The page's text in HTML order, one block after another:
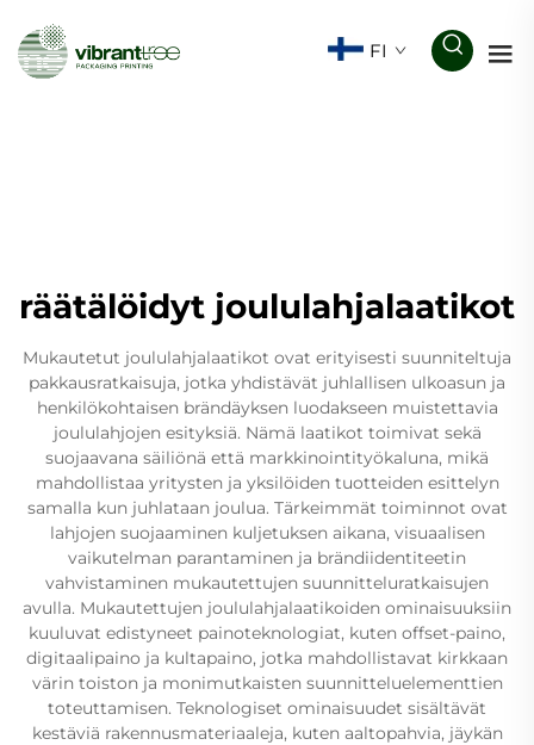
FI
räätälöidyt joululahjalaatikot
Mukautetut joululahjalaatikot ovat erityisesti suunniteltuja
pakkausratkaisuja, jotka yhdistävät juhlallisen ulkoasun ja
henkilökohtaisen brändäyksen luodakseen muistettavia
joululahjojen esityksiä. Nämä laatikot toimivat sekä
suojaavana säiliönä että markkinointityökaluna, mikä
mahdollistaa yritysten ja yksilöiden tuotteiden esittelyn
samalla kun juhlataan joulua. Tärkeimmät toiminnot ovat
lahjojen suojaaminen kuljetuksen aikana, visuaalisen
vaikutelman parantaminen ja brändiidentiteetin
vahvistaminen mukautettujen suunnitteluratkaisujen
avulla. Mukautettujen joululahjalaatikoiden ominaisuuksiin
kuuluvat edistyneet painoteknologiat, kuten offset-paino,
digitaalipaino ja kultapaino, jotka mahdollistavat kirkkaan
värin toiston ja monimutkaisten suunnitteluelementtien
toteuttamisen. Teknologiset ominaisuudet sisältävät
kestäviä rakennusmateriaaleja, kuten aaltopahvia, jäykän